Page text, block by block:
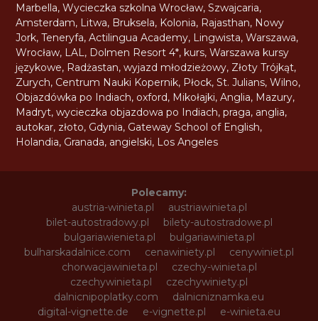
Marbella,Wycieczka szkolna Wrocław,Szwajcaria,
Amsterdam, Litwa, Bruksela, Kolonia, Rajasthan, Nowy
Jork,Teneryfa,Actilingua Academy, Lingwista,Warszawa,
Wrocław, LAL, Dolmen Resort 4*, kurs,Warszawa kursy
językowe, Radżastan,wyjazd młodzieżowy, Złoty Trójkąt,
Zurych, Centrum Nauki Kopernik, Płock,St. Julians,Wilno,
Objazdówka po Indiach, oxford, Mikołajki,Anglia, Mazury,
Madryt,wycieczka objazdowa po Indiach,praga, anglia,
autokar, złoto, Gdynia, Gateway School of English,
Holandia, Granada, angielski, Los Angeles
Polecamy:
austria-winieta.pl
austriawinieta.pl
bilet-autostradowy.pl
bilety-autostradowe.pl
bulgariawienieta.pl
bulgariawinieta.pl
bulharskadalnice.com
cenawiniety.pl
cenywiniet.pl
chorwacjawinieta.pl
czechy-winieta.pl
czechywinieta.pl
czechywiniety.pl
dalnicnipoplatky.com
dalnicniznamka.eu
digital-vignette.de
e-vignette.pl
e-winieta.eu